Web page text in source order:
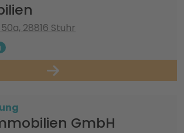
28816 Stuhr
GmbH